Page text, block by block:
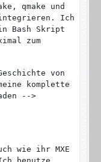
qmake und
integrieren. Ich
Bash Skript
zum
von
komplette
-->
wie ihr MXE